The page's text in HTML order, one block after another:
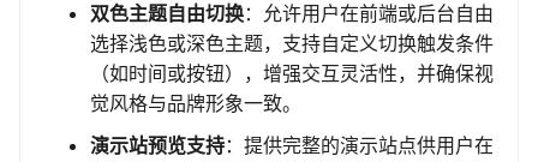
双色主题自由切换：允许用户在前端或后台自由
选择浅色或深色主题，支持自定义切换触发条件
（如时间或按钮），增强交互灵活性，并确保视
觉风格与品牌形象一致。
演示站预览支持：提供完整的演示站点供用户在